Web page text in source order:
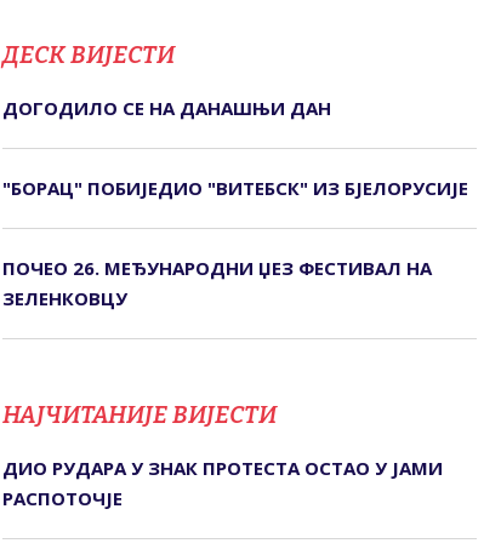
ДЕСК ВИЈЕСТИ
ДОГОДИЛО СЕ НА ДАНАШЊИ ДАН
"БОРАЦ" ПОБИЈЕДИО "ВИТЕБСК" ИЗ БЈЕЛОРУСИЈЕ
ПОЧЕО 26. МЕЂУНАРОДНИ ЏЕЗ ФЕСТИВАЛ НА
ЗЕЛЕНКОВЦУ
НАЈЧИТАНИЈЕ ВИЈЕСТИ
ДИО РУДАРА У ЗНАК ПРОТЕСТА ОСТАО У ЈАМИ
РАСПОТОЧЈЕ